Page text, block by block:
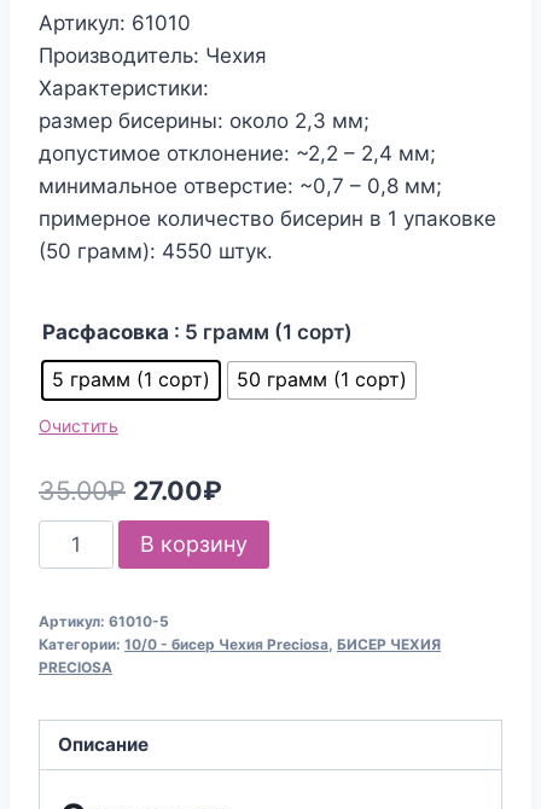
Артикул: 61010
Производитель: Чехия
Характеристики:
размер бисерины: около 2,3 мм;
допустимое отклонение: ~2,2 – 2,4 мм;
минимальное отверстие: ~0,7 – 0,8 мм;
примерное количество бисерин в 1 упаковке
(50 грамм): 4550 штук.
Расфасовка : 5 грамм (1 сорт)
5 грамм (1 сорт)
50 грамм (1 сорт)
Очистить
35.00₽ Первоначальная
цена
составляла
35.00₽.
27.00₽
цена:
27.00₽.
Количество
товара
Чехия
Preciosa
В корзину
Артикул: 61010-5
Категории: 10/0 - бисер Чехия Preciosa, БИСЕР ЧЕХИЯ
PRECIOSA
Описание